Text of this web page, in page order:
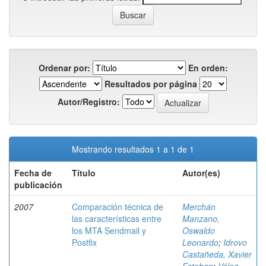
Ordenar por:
En orden:
Resultados por página
Autor/Registro:
Mostrando resultados 1 a 1 de 1
Fecha de
publicación
Título Autor(es)
2007
Comparación técnica de
las características entre
los MTA Sendmail y
Postfix
Merchán
Manzano,
Oswaldo
Leonardo; Idrovo
Castañeda, Xavier